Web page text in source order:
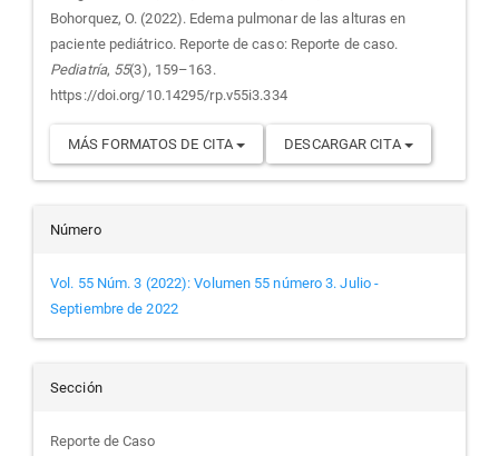
artículo
Bohorquez, O. (2022). Edema pulmonar de las alturas en
paciente pediátrico. Reporte de caso: Reporte de caso.
Pediatría, 55(3), 159–163.
https://doi.org/10.14295/rp.v55i3.334
MÁS FORMATOS DE CITA DESCARGAR CITA
Número
Vol. 55 Núm. 3 (2022): Volumen 55 número 3. Julio -
Septiembre de 2022
Sección
Reporte de Caso